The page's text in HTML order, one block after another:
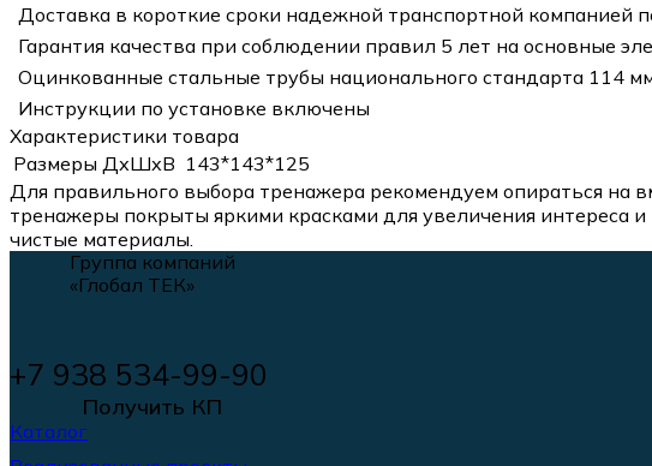
Доставка в короткие сроки надежной транспортной компанией
Гарантия качества при соблюдении правил 5 лет на основные
Оцинкованные стальные трубы национального стандарта 114
Инструкции по установке включены
Характеристики товара
Размеры ДхШхВ 143*143*125
Для правильного выбора тренажера рекомендуем опираться на
тренажеры покрыты яркими красками для увеличения интереса
чистые материалы.
Группа компаний
«Глобал ТЕК»
+7 938 534-99-90
Получить КП
Каталог